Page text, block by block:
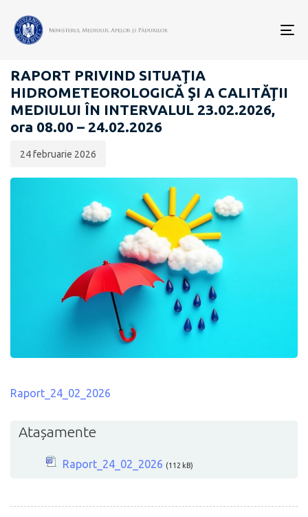
RAPOARTE ZILNICE STAREA MEDIULUI
RAPORT PRIVIND SITUAŢIA
HIDROMETEOROLOGICĂ ŞI A CALITĂŢII
MEDIULUI ÎN INTERVALUL 23.02.2026,
ora 08.00 – 24.02.2026
publicării:
24 februarie 2026
Raport_24_02_2026
Atașamente
Raport_24_02_2026 (112 kB)